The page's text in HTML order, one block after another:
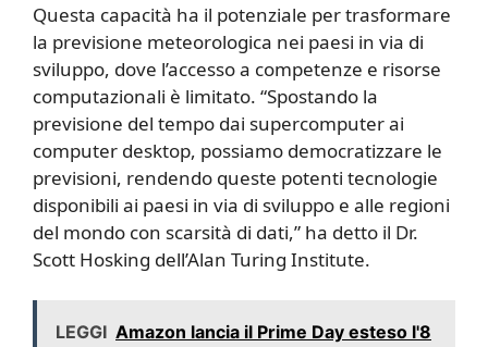
Questa capacità ha il potenziale per trasformare
la previsione meteorologica nei paesi in via di
sviluppo, dove l’accesso a competenze e risorse
computazionali è limitato. “Spostando la
previsione del tempo dai supercomputer ai
computer desktop, possiamo democratizzare le
previsioni, rendendo queste potenti tecnologie
disponibili ai paesi in via di sviluppo e alle regioni
del mondo con scarsità di dati,” ha detto il Dr.
Scott Hosking dell’Alan Turing Institute.
LEGGI Amazon lancia il Prime Day esteso l'8